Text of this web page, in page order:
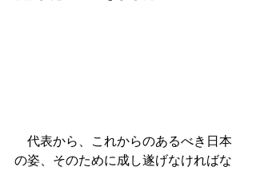
代表から、これからのあるべき日本
の姿、そのために成し遂げなければな